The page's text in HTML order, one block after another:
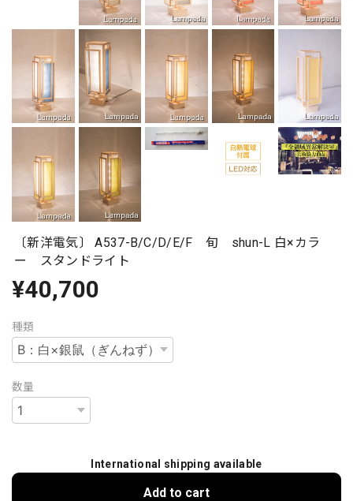
〔新洋電気〕 A537-B/C/D/E/F 旬 shun-L 白×カラ
ー スタンドライト
¥40,700
種類
数量
International shipping available
Add to cart